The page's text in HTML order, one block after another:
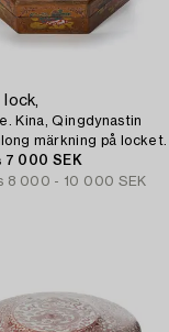
lock,
Kina, Qingdynastin
märkning på locket.
7 000 SEK
8 000 - 10 000 SEK